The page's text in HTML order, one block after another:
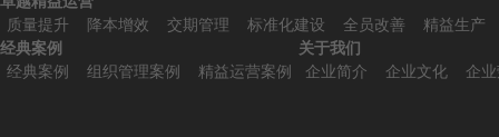
质量提升
降本增效 交期管理 标准化建设 全员改善
精益生产
经典案例
经典案例
组织管理案例 精益运营案例
关于我们
企业简介
企业文化 企